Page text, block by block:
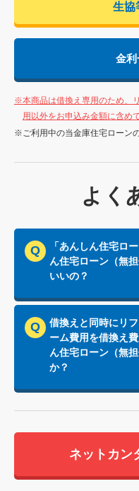
生協
金利
本商品は借換え専用のため、
用以外をお申込み金額に含め
ご利用中の当金庫住宅ローン
よく
「あんしん住宅ロ
ん住宅ローン（無
いいの？
借換えと同時にリ
ーム費用を借換え
ん住宅ローン（無
か？
ネットカン